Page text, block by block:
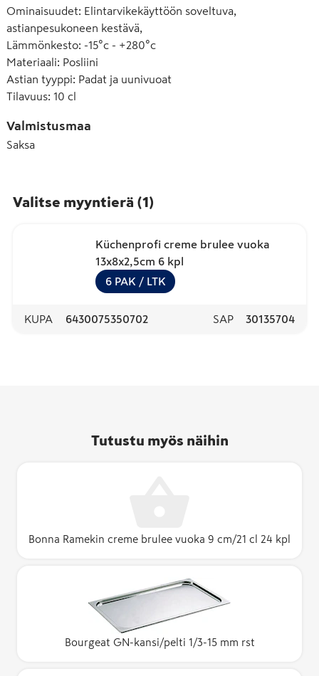
Ominaisuudet: Elintarvikekäyttöön soveltuva,
astianpesukoneen kestävä,
Lämmönkesto: -15°c - +280°c
Materiaali: Posliini
Astian tyyppi: Padat ja uunivuoat
Tilavuus: 10 cl
Valmistusmaa
Saksa
Valitse myyntierä (1)
Küchenprofi creme brulee vuoka
13x8x2,5cm 6 kpl
6 PAK / LTK
KUPA 6430075350702 SAP 30135704
Tutustu myös näihin
Bonna Ramekin creme brulee vuoka 9 cm/21 cl 24 kpl
Bourgeat GN-kansi/pelti 1/3-15 mm rst